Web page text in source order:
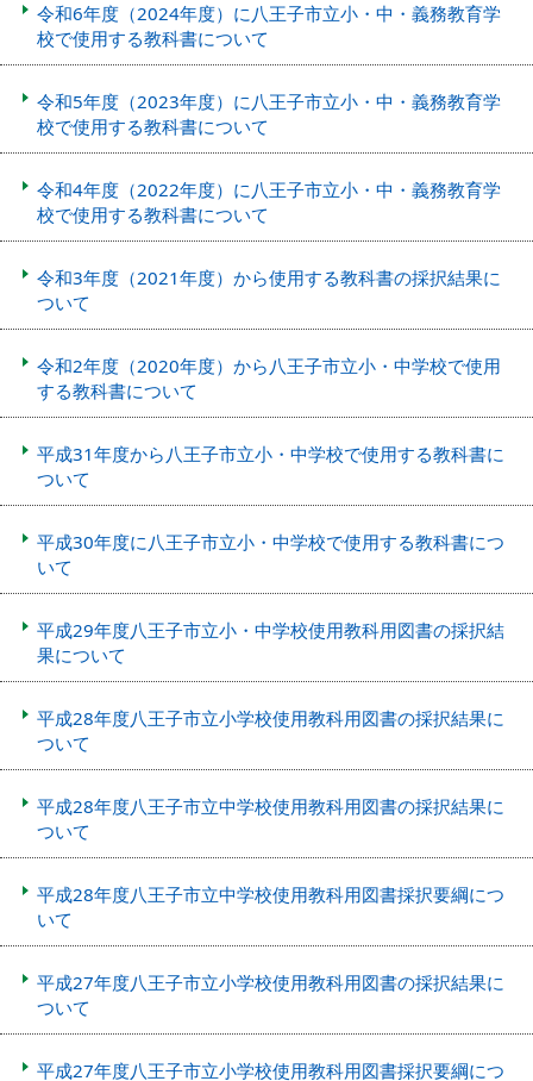
令和6年度（2024年度）に八王子市立小・中・義務教育学
校で使用する教科書について
令和5年度（2023年度）に八王子市立小・中・義務教育学
校で使用する教科書について
令和4年度（2022年度）に八王子市立小・中・義務教育学
校で使用する教科書について
令和3年度（2021年度）から使用する教科書の採択結果に
ついて
令和2年度（2020年度）から八王子市立小・中学校で使用
する教科書について
平成31年度から八王子市立小・中学校で使用する教科書に
ついて
平成30年度に八王子市立小・中学校で使用する教科書につ
いて
平成29年度八王子市立小・中学校使用教科用図書の採択結
果について
平成28年度八王子市立小学校使用教科用図書の採択結果に
ついて
平成28年度八王子市立中学校使用教科用図書の採択結果に
ついて
平成28年度八王子市立中学校使用教科用図書採択要綱につ
いて
平成27年度八王子市立小学校使用教科用図書の採択結果に
ついて
平成27年度八王子市立小学校使用教科用図書採択要綱につ